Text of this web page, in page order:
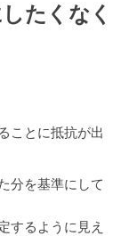
たくなく
ことに抵抗が出
分を基準にして
するように見え